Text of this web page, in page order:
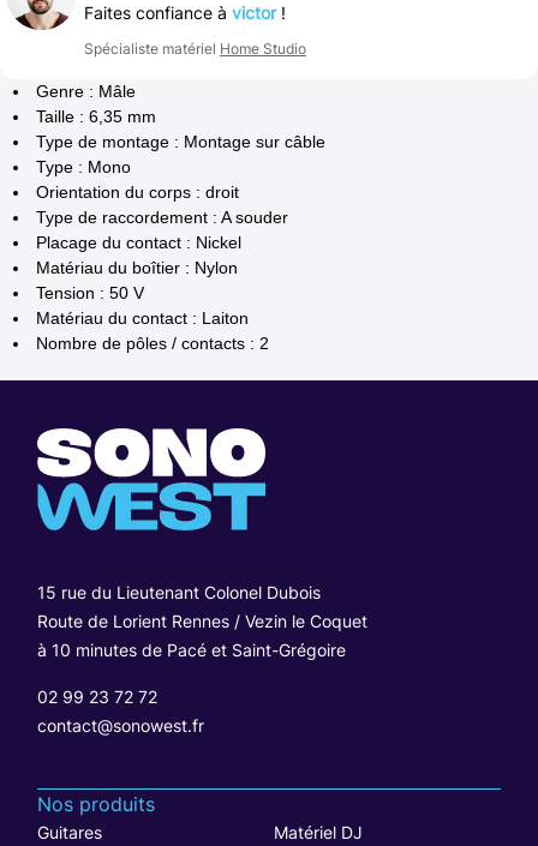
Faites confiance à victor!
Spécialiste matériel Home Studio
Genre : Mâle
Taille : 6,35 mm
Type de montage : Montage sur câble
Type : Mono
Orientation du corps : droit
Type de raccordement : A souder
Placage du contact : Nickel
Matériau du boîtier : Nylon
Tension : 50 V
Matériau du contact : Laiton
Nombre de pôles / contacts : 2
15 rue du Lieutenant Colonel Dubois
Route de Lorient Rennes / Vezin le Coquet
à 10 minutes de Pacé et Saint-Grégoire
02 99 23 72 72
contact@sonowest.fr
Nos produits
Guitares
Matériel DJ